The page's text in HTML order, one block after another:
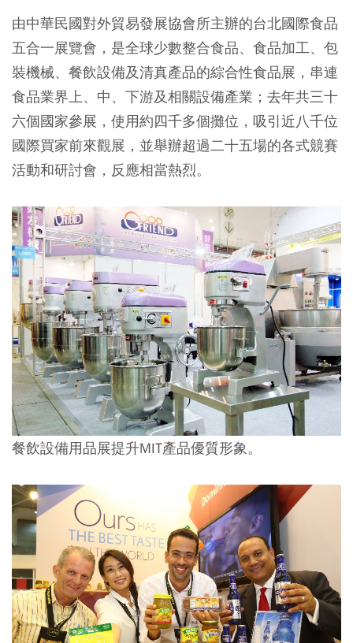
由中華民國對外貿易發展協會所主辦的台北國際食品
五合一展覽會，是全球少數整合食品、食品加工、包
裝機械、餐飲設備及清真產品的綜合性食品展，串連
食品業界上、中、下游及相關設備產業；去年共三十
六個國家參展，使用約四千多個攤位，吸引近八千位
國際買家前來觀展，並舉辦超過二十五場的各式競賽
活動和研討會，反應相當熱烈。
餐飲設備用品展提升MIT產品優質形象。